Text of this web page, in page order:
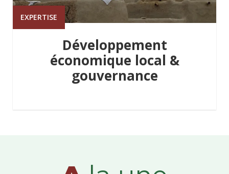
EXPERTISE
Développement
économique local &
gouvernance